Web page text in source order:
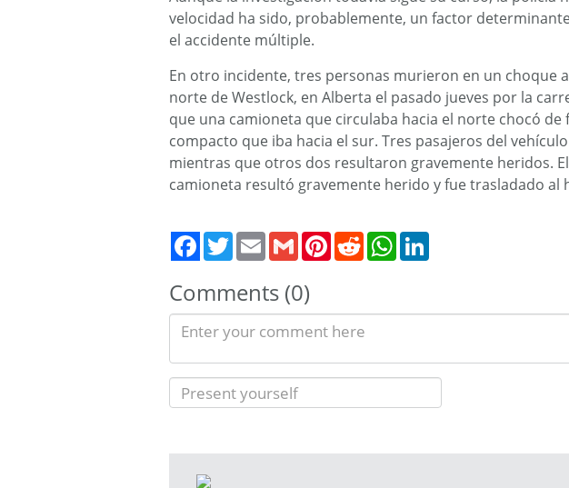
velocidad ha sido, probablemente, un factor
el accidente múltiple.
En otro incidente, tres personas murieron en un choque
norte de Westlock, en Alberta el pasado jueves por la
que una camioneta que circulaba hacia el norte chocó
compacto que iba hacia el sur. Tres pasajeros del
mientras que otros dos resultaron gravemente heridos.
camioneta resultó gravemente herido y fue trasladado al
TwitterEmail Gmail PinterestRedditWhatsApp
Comments (0)